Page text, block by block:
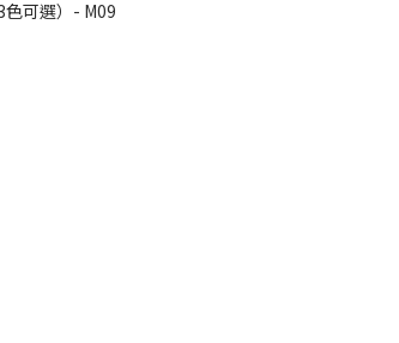
可選）- M09